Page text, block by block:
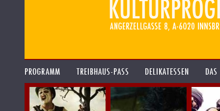
PROGRAMM TREIBHAUS-PASS DELIKATESSEN